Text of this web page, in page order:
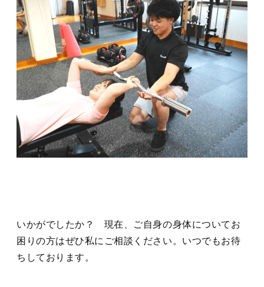
いかがでしたか？ 現在、ご自身の身体についてお
困りの方はぜひ私にご相談ください。いつでもお待
ちしております。